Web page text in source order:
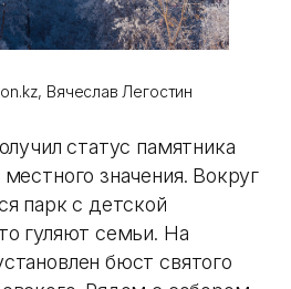
Вячеслав Легостин
статус памятника
значения. Вокруг
парк с детской
гуляют семьи. На
бюст святого